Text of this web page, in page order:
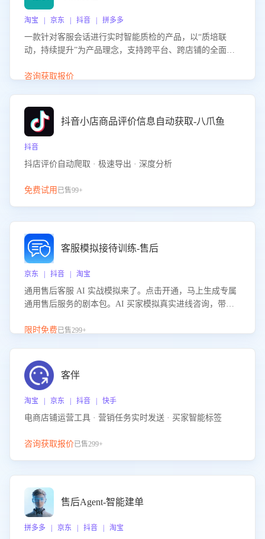
淘宝 | 京东 | 抖音 | 拼多多
一款针对客服会话进行实时智能质检的产品，以“质培联
动，持续提升”为产品理念，支持跨平台、跨店铺的全面、
升客服团队的销服能力。
咨询获取报价
抖音小店商品评价信息自动获取-八爪鱼
抖音
抖店评价自动爬取 · 极速导出 · 深度分析
免费试用 已售99+
客服模拟接待训练-售后
京东 | 抖音 | 淘宝
通用售后客服 AI 实战模拟来了。点击开通，马上生成专属
通用售后服务的剧本包。AI 买家模拟真实进线咨询，带您
的应对要点，轻松提升服务能力。
限时免费已售299+
客伴
淘宝 | 京东 | 抖音 | 快手
电商店铺运营工具 · 营销任务实时发送 · 买家智能标签
咨询获取报价已售299+
售后Agent-智能建单
拼多多 | 京东 | 抖音 | 淘宝